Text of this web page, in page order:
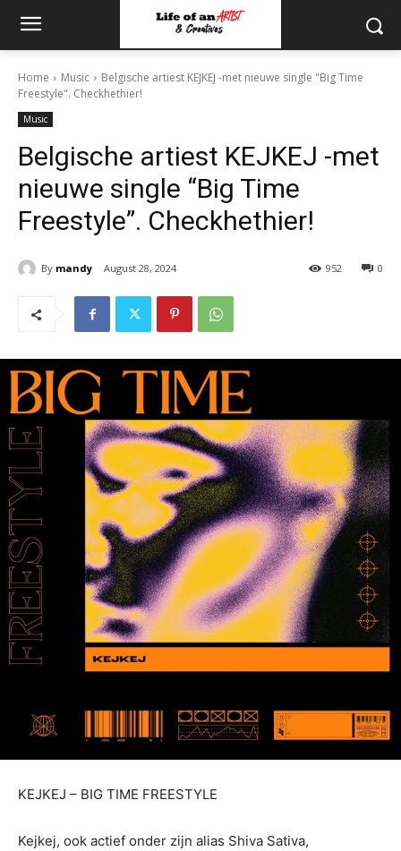
Home Music
Belgische artiest KEJKEJ -met nieuwe single "Big Time
Freestyle". Checkhethier!
Music
Belgische artiest KEJKEJ -met
nieuwe single “Big Time
Freestyle”. Checkhethier!
By mandy August 28, 2024 0
952
KEJKEJ – BIG TIME FREESTYLE
Kejkej, ook actief onder zijn alias Shiva Sativa,